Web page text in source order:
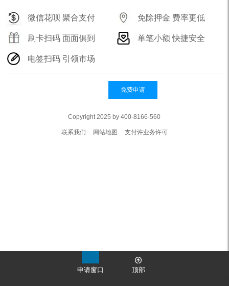
微信花呗 聚合支付 免除押金 费率更低
刷卡扫码 面面俱到 单笔小额 快捷安全
电签扫码 引领市场
免费申请
Copyright 2025 by 400-8166-560
联系我们 网站地图 支付许业务许可
申请窗口 顶部